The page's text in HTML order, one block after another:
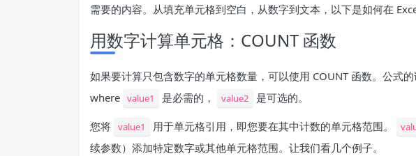
需要的内容。从填充单元格到空白，从数字到文本，以下是如何在
用数字计算单元格：COUNT 函数
如果要计算只包含数字的单元格数量，可以使用 COUNT 函数。公式的
where value1 是必需的， value2 是可选的。
您将 value1 用于单元格引用，即您要在其中计数的单元格范围。
续参数）添加特定数字或其他单元格范围。让我们看几个例子。